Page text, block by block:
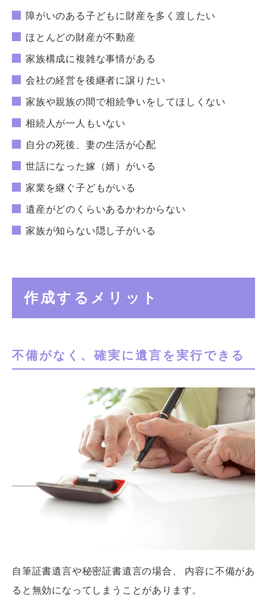
障がいのある子どもに財産を多く渡したい
ほとんどの財産が不動産
家族構成に複雑な事情がある
会社の経営を後継者に譲りたい
家族や親族の間で相続争いをしてほしくない
相続人が一人もいない
自分の死後、妻の生活が心配
世話になった嫁（婿）がいる
家業を継ぐ子どもがいる
遺産がどのくらいあるかわからない
家族が知らない隠し子がいる
作成するメリット
不備がなく、確実に遺言を実行できる
自筆証書遺言や秘密証書遺言の場合、 内容に不備があ
ると無効になってしまうことがあります。